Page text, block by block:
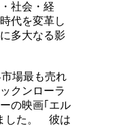
社会・経
代を変革し
多大なる影
場最も売れ
クンローラ
の映画｢エル
した。 彼は